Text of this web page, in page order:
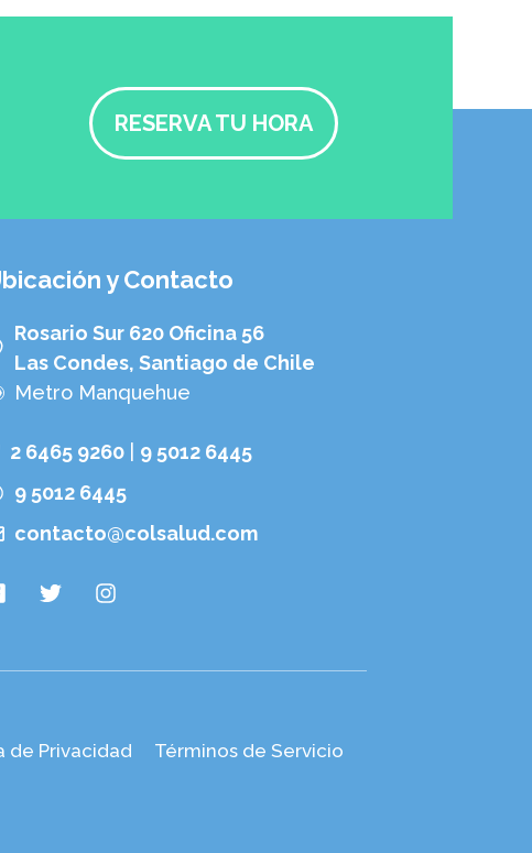
RESERVA TU HORA
y Contacto
Rosario Sur 620 Oficina 56
Las Condes, Santiago de Chile
Metro Manquehue
2 6465 9260
9 5012 6445
9 5012 6445
contacto@colsalud.com
de Privacidad Términos de Servicio